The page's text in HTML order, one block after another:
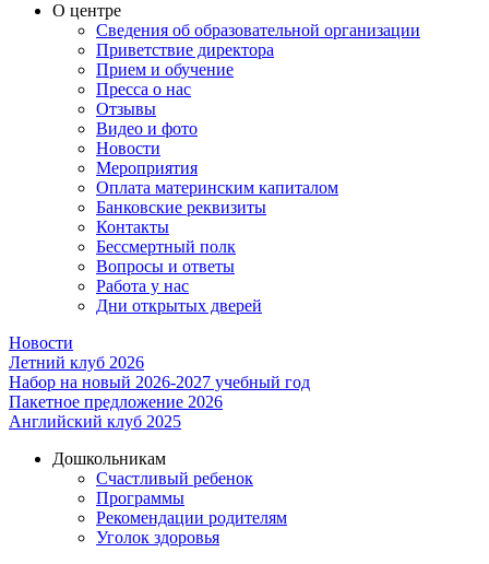
О центре
Сведения об образовательной организации
Приветствие директора
Прием и обучение
Пресса о нас
Отзывы
Видео и фото
Новости
Мероприятия
Оплата материнским капиталом
Банковские реквизиты
Контакты
Бессмертный полк
Вопросы и ответы
Работа у нас
Дни открытых дверей
Новости
Летний клуб 2026
Набор на новый 2026-2027 учебный год
Пакетное предложение 2026
Английский клуб 2025
Дошкольникам
Счастливый ребенок
Программы
Рекомендации родителям
Уголок здоровья